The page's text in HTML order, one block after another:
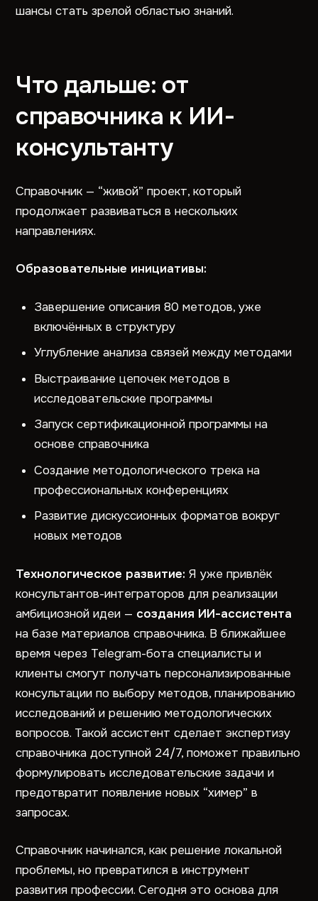
шансы стать зрелой областью знаний.
Что дальше: от
справочника к ИИ-
консультанту
Справочник — “живой” проект, который
продолжает развиваться в нескольких
направлениях.
Образовательные инициативы:
Завершение описания 80 методов, уже
включённых в структуру
Углубление анализа связей между методами
Выстраивание цепочек методов в
исследовательские программы
Запуск сертификационной программы на
основе справочника
Создание методологического трека на
профессиональных конференциях
Развитие дискуссионных форматов вокруг
новых методов
Технологическое развитие: Я уже привлёк
консультантов-интеграторов для реализации
амбициозной идеи — создания ИИ-ассистента
на базе материалов справочника. В ближайшее
время через Telegram-бота специалисты и
клиенты смогут получать персонализированные
консультации по выбору методов, планированию
исследований и решению методологических
вопросов. Такой ассистент сделает экспертизу
справочника доступной 24/7, поможет правильно
формулировать исследовательские задачи и
предотвратит появление новых “химер” в
запросах.
Справочник начинался, как решение локальной
проблемы, но превратился в инструмент
развития профессии. Сегодня это основа для